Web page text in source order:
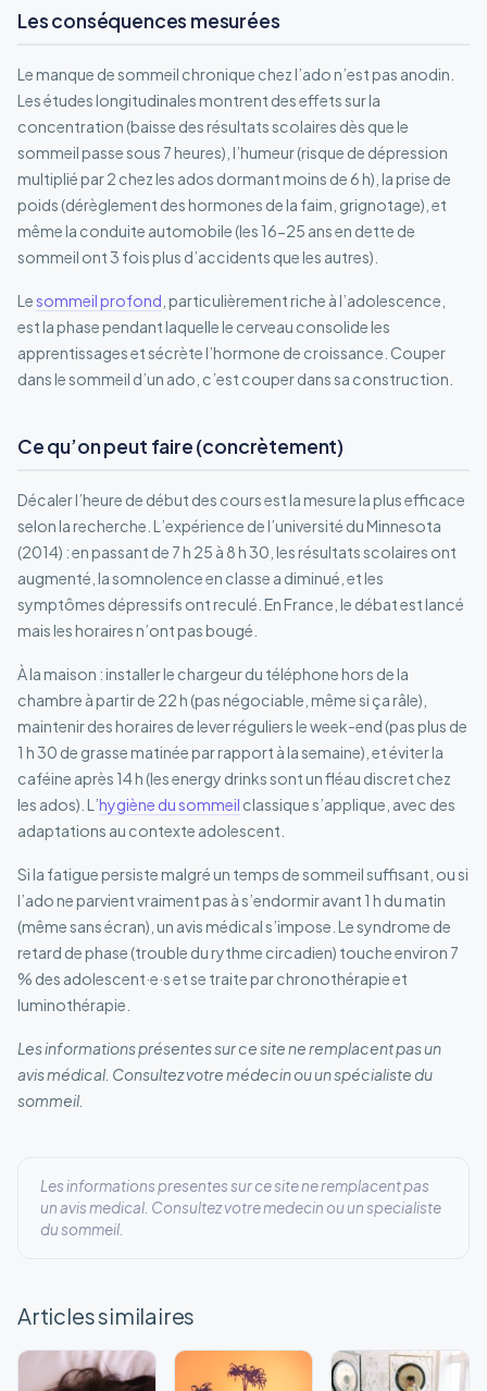
Les conséquences mesurées
Le manque de sommeil chronique chez l’ado n’est pas anodin.
Les études longitudinales montrent des effets sur la
concentration (baisse des résultats scolaires dès que le
sommeil passe sous 7 heures), l’humeur (risque de dépression
multiplié par 2 chez les ados dormant moins de 6 h), la prise de
poids (dérèglement des hormones de la faim, grignotage), et
même la conduite automobile (les 16-25 ans en dette de
sommeil ont 3 fois plus d’accidents que les autres).
Le sommeil profond , particulièrement riche à l’adolescence,
est la phase pendant laquelle le cerveau consolide les
apprentissages et sécrète l’hormone de croissance. Couper
dans le sommeil d’un ado, c’est couper dans sa construction.
Ce qu’on peut faire (concrètement)
Décaler l’heure de début des cours est la mesure la plus efficace
selon la recherche. L’expérience de l’université du Minnesota
(2014) : en passant de 7 h 25 à 8 h 30, les résultats scolaires ont
augmenté, la somnolence en classe a diminué, et les
symptômes dépressifs ont reculé. En France, le débat est lancé
mais les horaires n’ont pas bougé.
À la maison : installer le chargeur du téléphone hors de la
chambre à partir de 22 h (pas négociable, même si ça râle),
maintenir des horaires de lever réguliers le week-end (pas plus de
1 h 30 de grasse matinée par rapport à la semaine), et éviter la
caféine après 14 h (les energy drinks sont un fléau discret chez
les ados). L’hygiène du sommeil classique s’applique, avec des
adaptations au contexte adolescent.
Si la fatigue persiste malgré un temps de sommeil suffisant, ou si
l’ado ne parvient vraiment pas à s’endormir avant 1 h du matin
(même sans écran), un avis médical s’impose. Le syndrome de
retard de phase (trouble du rythme circadien) touche environ 7
% des adolescent·e·s et se traite par chronothérapie et
luminothérapie.
Les informations présentes sur ce site ne remplacent pas un
avis médical. Consultez votre médecin ou un spécialiste du
sommeil.
Les informations presentes sur ce site ne remplacent pas
un avis medical. Consultez votre medecin ou un specialiste
du sommeil.
Articles similaires